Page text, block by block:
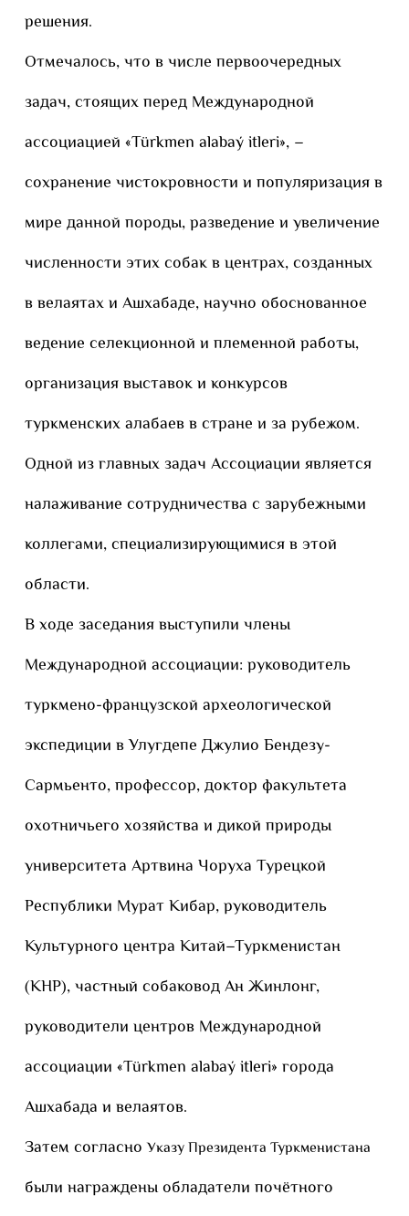
решения.
Отмечалось, что в числе первоочередных
задач, стоящих перед Международной
ассоциацией «Türkmen alabaý itleri», –
сохранение чистокровности и популяризация в
мире данной породы, разведение и увеличение
численности этих собак в центрах, созданных
в велаятах и Ашхабаде, научно обоснованное
ведение селекционной и племенной работы,
организация выставок и конкурсов
туркменских алабаев в стране и за рубежом.
Одной из главных задач Ассоциации является
налаживание сотрудничества с зарубежными
коллегами, специа­лизирующимися в этой
области.
В ходе заседания выступили члены
Международной ассоциации: руководитель
туркмено-французской археологической
экспедиции в Улугдепе Джулио Бендезу-
Сармьенто, профессор, доктор факультета
охотничьего хозяйства и дикой природы
университета Артвина Чоруха Турецкой
Республики Мурат Кибар, руководитель
Культурного центра Китай–Туркменистан
(КНР), частный собаковод Ан Жинлонг,
руководители центров Международной
ассоциации «Türkmen alabaý itleri» города
Ашхабада и велаятов.
Затем согласноУказу Президента Туркменистана
были награждены обладатели почётного